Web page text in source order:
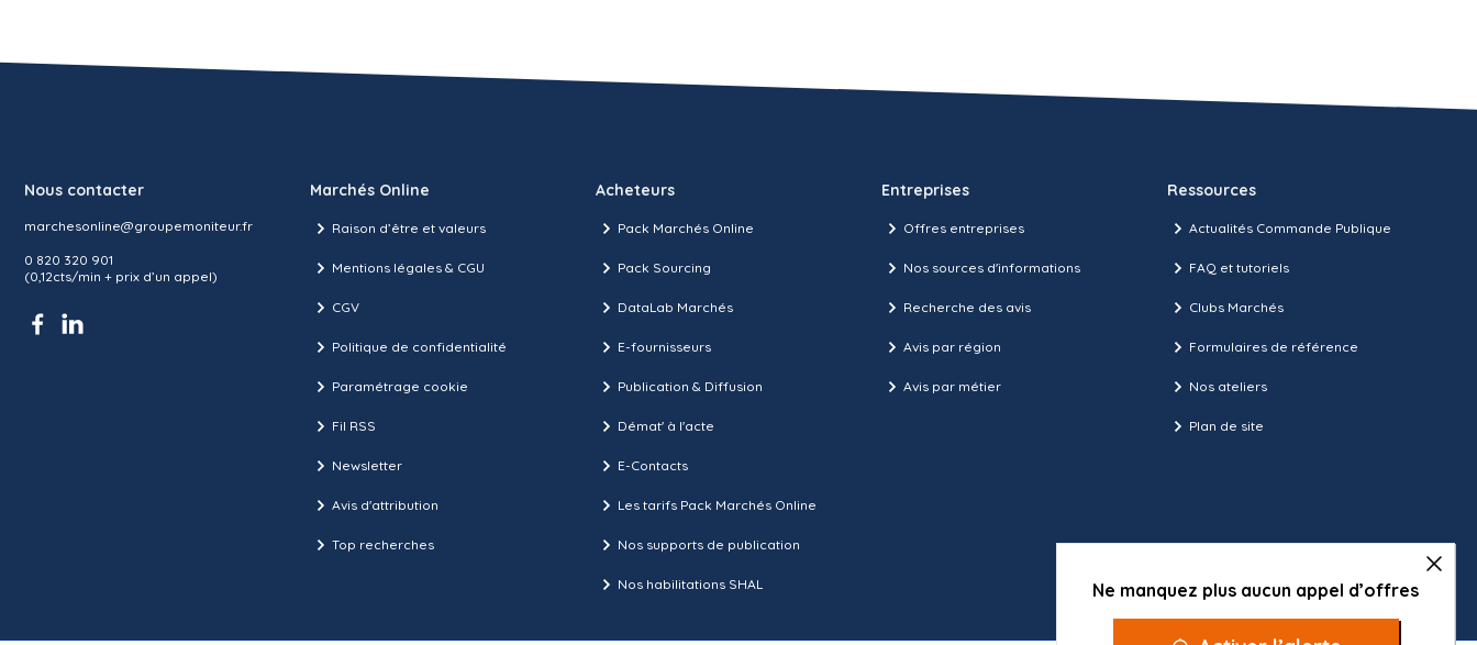
Ne manquez plus aucun appel d’offres
Nous contacter
marchesonline@groupemoniteur.fr
0 820 320 901
(0,12cts/min + prix d’un appel)
Marchés Online
Raison d’être et valeurs
Mentions légales & CGU
CGV
Politique de confidentialité
Paramétrage cookie
Fil RSS
Newsletter
Avis d'attribution
Top recherches
Acheteurs
Pack Marchés Online
Pack Sourcing
DataLab Marchés
E-fournisseurs
Publication & Diffusion
Démat' à l'acte
E-Contacts
Les tarifs Pack Marchés Online
Nos supports de publication
Nos habilitations SHAL
Entreprises
Offres entreprises
Nos sources d'informations
Recherche des avis
Avis par région
Avis par métier
Ressources
Actualités Commande Publique
FAQ et tutoriels
Clubs Marchés
Formulaires de référence
Nos ateliers
Plan de site